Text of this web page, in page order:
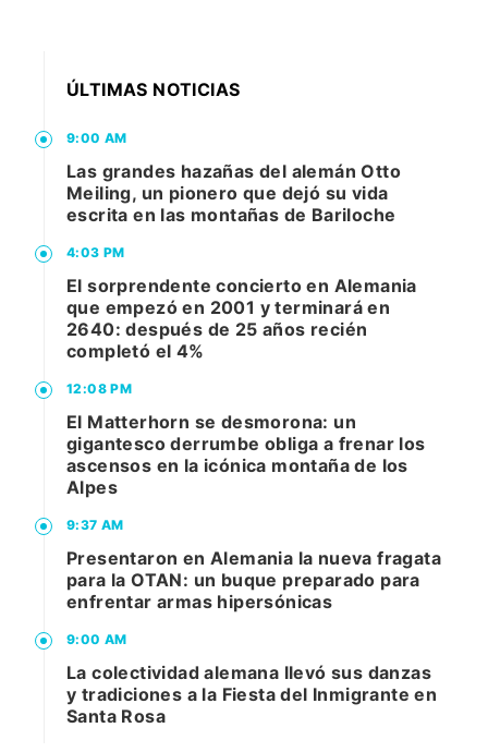
ÚLTIMAS NOTICIAS
9:00 AM
Las grandes hazañas del alemán Otto
Meiling, un pionero que dejó su vida
escrita en las montañas de Bariloche
4:03 PM
El sorprendente concierto en Alemania
que empezó en 2001 y terminará en
2640: después de 25 años recién
completó el 4%
12:08 PM
El Matterhorn se desmorona: un
gigantesco derrumbe obliga a frenar los
ascensos en la icónica montaña de los
Alpes
9:37 AM
Presentaron en Alemania la nueva fragata
para la OTAN: un buque preparado para
enfrentar armas hipersónicas
9:00 AM
La colectividad alemana llevó sus danzas
y tradiciones a la Fiesta del Inmigrante en
Santa Rosa